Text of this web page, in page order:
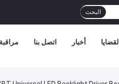
البحث
اتصل بنا أخبار القضايا